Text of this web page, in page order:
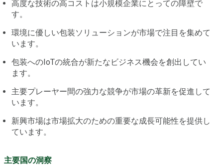
高度な技術の高コストは小規模企業にとっての障壁で
す。
環境に優しい包装ソリューションが市場で注目を集めて
います。
包装へのIoTの統合が新たなビジネス機会を創出してい
ます。
主要プレーヤー間の強力な競争が市場の革新を促進して
います。
新興市場は市場拡大のための重要な成長可能性を提供し
ています。
主要国の洞察